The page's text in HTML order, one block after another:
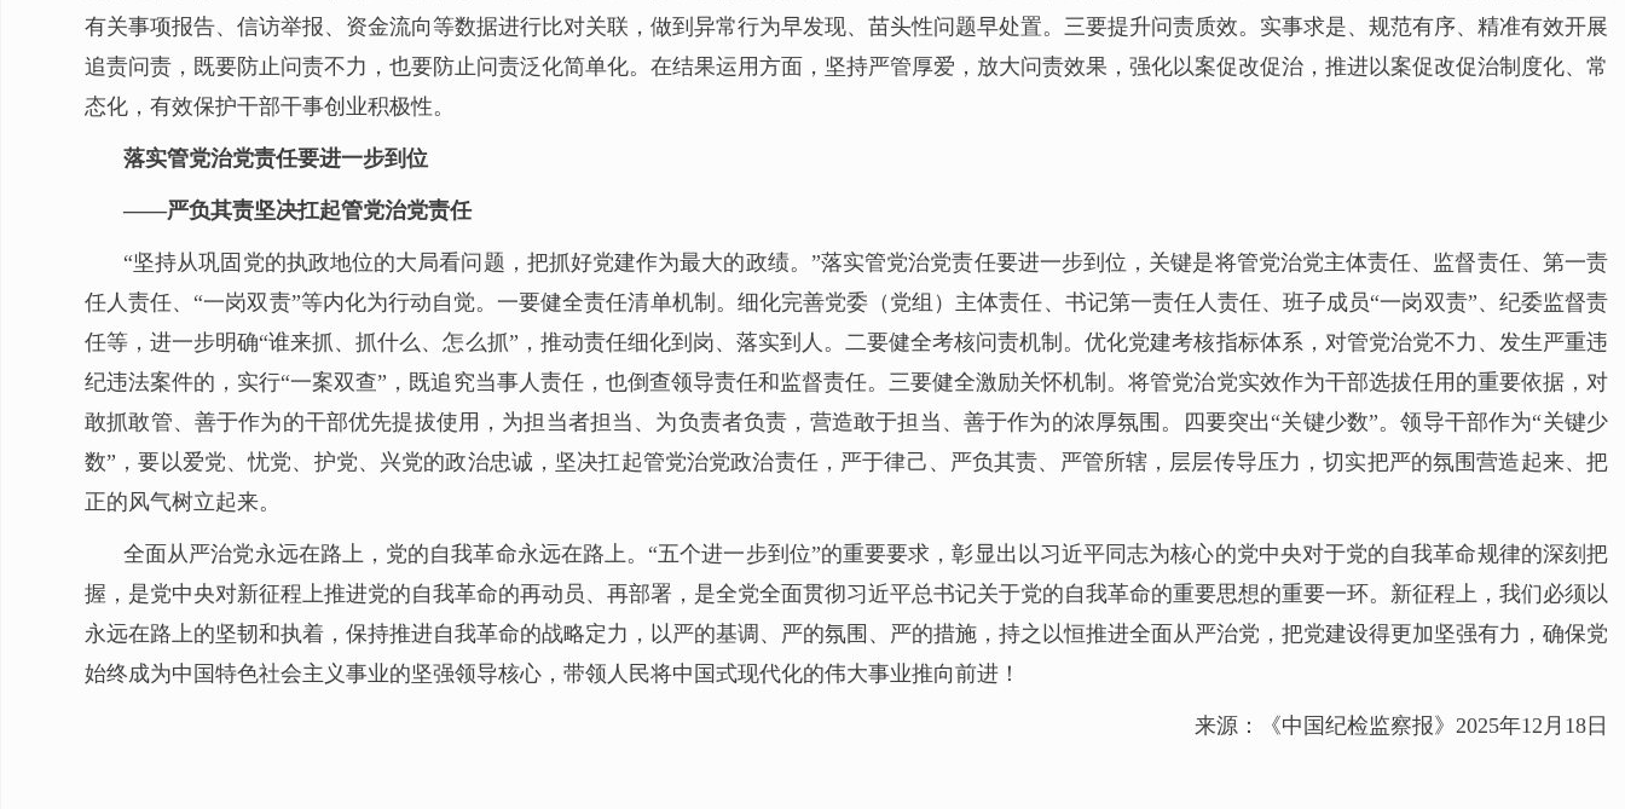
有关事项报告、信访举报、资金流向等数据进行比对关联，做到异常行为早发现、苗头性问题早处置。三要提升问责质效。实事求是、规范有序、精准有效开展
追责问责，既要防止问责不力，也要防止问责泛化简单化。在结果运用方面，坚持严管厚爱，放大问责效果，强化以案促改促治，推进以案促改促治制度化、常
态化，有效保护干部干事创业积极性。
落实管党治党责任要进一步到位
——严负其责坚决扛起管党治党责任
“坚持从巩固党的执政地位的大局看问题，把抓好党建作为最大的政绩。”落实管党治党责任要进一步到位，关键是将管党治党主体责任、监督责任、第一责
任人责任、“一岗双责”等内化为行动自觉。一要健全责任清单机制。细化完善党委（党组）主体责任、书记第一责任人责任、班子成员“一岗双责”、纪委监督责
任等，进一步明确“谁来抓、抓什么、怎么抓”，推动责任细化到岗、落实到人。二要健全考核问责机制。优化党建考核指标体系，对管党治党不力、发生严重违
纪违法案件的，实行“一案双查”，既追究当事人责任，也倒查领导责任和监督责任。三要健全激励关怀机制。将管党治党实效作为干部选拔任用的重要依据，对
敢抓敢管、善于作为的干部优先提拔使用，为担当者担当、为负责者负责，营造敢于担当、善于作为的浓厚氛围。四要突出“关键少数”。领导干部作为“关键少
数”，要以爱党、忧党、护党、兴党的政治忠诚，坚决扛起管党治党政治责任，严于律己、严负其责、严管所辖，层层传导压力，切实把严的氛围营造起来、把
正的风气树立起来。
全面从严治党永远在路上，党的自我革命永远在路上。“五个进一步到位”的重要要求，彰显出以习近平同志为核心的党中央对于党的自我革命规律的深刻把
握，是党中央对新征程上推进党的自我革命的再动员、再部署，是全党全面贯彻习近平总书记关于党的自我革命的重要思想的重要一环。新征程上，我们必须以
永远在路上的坚韧和执着，保持推进自我革命的战略定力，以严的基调、严的氛围、严的措施，持之以恒推进全面从严治党，把党建设得更加坚强有力，确保党
始终成为中国特色社会主义事业的坚强领导核心，带领人民将中国式现代化的伟大事业推向前进！
来源：《中国纪检监察报》2025年12月18日